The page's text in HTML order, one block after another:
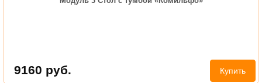
9160 руб. Купить